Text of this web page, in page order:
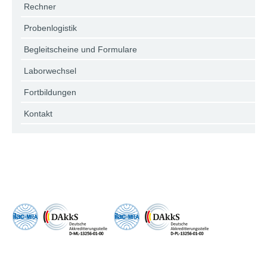
Rechner
Probenlogistik
Begleitscheine und Formulare
Laborwechsel
Fortbildungen
Kontakt